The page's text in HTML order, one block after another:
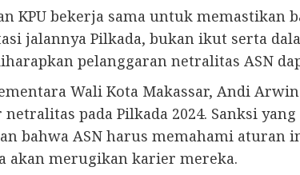
KPU bekerja sama untuk
jalannya Pilkada, bukan ikut serta
pelanggaran netralitas ASN
Wali Kota Makassar, Andi
pada Pilkada 2024. Sanksi
bahwa ASN harus memahami aturan
akan merugikan karier mereka.